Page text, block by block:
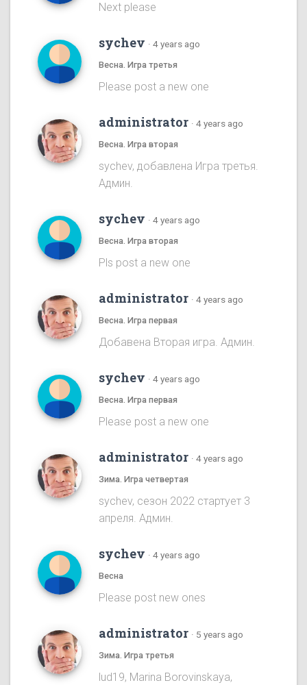
Next please
sychev · 4 years ago
Весна. Игра третья
Please post a new one
administrator · 4 years ago
Весна. Игра вторая
sychev, добавлена Игра третья.
Админ.
sychev · 4 years ago
Весна. Игра вторая
Pls post a new one
administrator · 4 years ago
Весна. Игра первая
Добавена Вторая игра. Админ.
sychev · 4 years ago
Весна. Игра первая
Please post a new one
administrator · 4 years ago
Зима. Игра четвертая
sychev, сезон 2022 стартует 3
апреля. Админ.
sychev · 4 years ago
Весна
Please post new ones
administrator · 5 years ago
Зима. Игра третья
lud19, Marina Borovinskaya,